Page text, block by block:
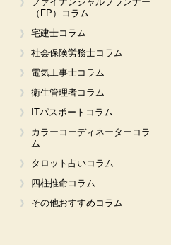
（FP）コラム
宅建士コラム
社会保険労務士コラム
電気工事士コラム
衛生管理者コラム
ITパスポートコラム
カラーコーディネーターコラ
ム
タロット占いコラム
四柱推命コラム
その他おすすめコラム